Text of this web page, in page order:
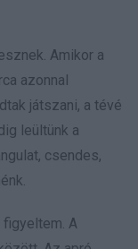
Amikor a
azonnal
játszani, a tévé
leültünk a
csendes,
figyeltem. A